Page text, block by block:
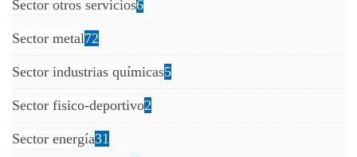
Sector otros servicios6
Sector metal72
Sector industrias químicas5
Sector fisico-deportivo2
Sector energía31